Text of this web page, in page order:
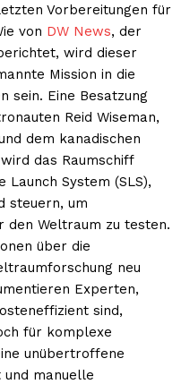
Vorbereitungen für
von DW News, der
wird dieser
Mission in die
sein. Eine Besatzung
Reid Wiseman,
dem kanadischen
das Raumschiff
Launch System (SLS),
steuern, um
den Weltraum zu testen.
über die
neu
Experten,
sind,
für komplexe
unübertroffene
und manuelle